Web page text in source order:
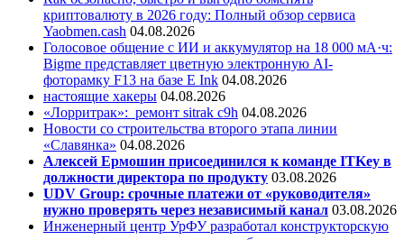
криптовалюту в 2026 году: Полный обзор сервиса
Yaobmen.cash 04.08.2026
Голосовое общение с ИИ и аккумулятор на 18 000 мА·ч:
Bigme представляет цветную электронную AI-
фоторамку F13 на базе E Ink 04.08.2026
настоящие хакеры 04.08.2026
«Лорритрак»: ремонт sitrak c9h 04.08.2026
Новости со строительства второго этапа линии
«Славянка» 04.08.2026
Алексей Ермошин присоединился к команде ITKey в
должности директора по продукту 03.08.2026
UDV Group: срочные платежи от «руководителя»
нужно проверять через независимый канал 03.08.2026
Инженерный центр УрФУ разработал конструкторскую